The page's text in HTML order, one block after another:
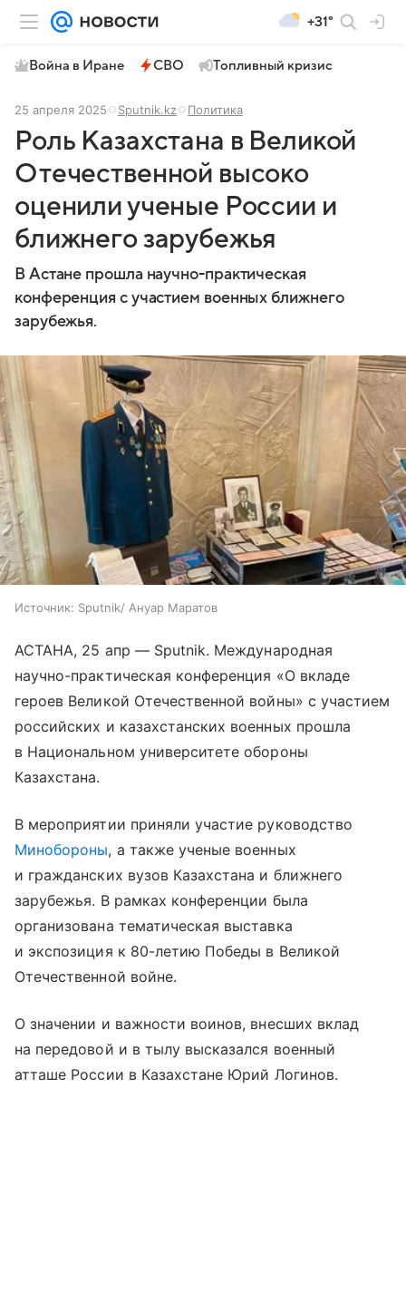
+31°
Война в Иране СВО Топливный кризис
25 апреля 2025 Sputnik.kz Политика
Роль Казахстана в Великой
Отечественной высоко
оценили ученые России и
ближнего зарубежья
В Астане прошла научно-практическая
конференция с участием военных ближнего
зарубежья.
Источник: Sputnik/ Ануар Маратов
АСТАНА, 25 апр — Sputnik. Международная
научно-практическая конференция «О вкладе
героев Великой Отечественной войны» с участием
российских и казахстанских военных прошла
в Национальном университете обороны
Казахстана.
В мероприятии приняли участие руководство
Минобороны, а также ученые военных
и гражданских вузов Казахстана и ближнего
зарубежья. В рамках конференции была
организована тематическая выставка
и экспозиция к 80-летию Победы в Великой
Отечественной войне.
О значении и важности воинов, внесших вклад
на передовой и в тылу высказался военный
атташе России в Казахстане Юрий Логинов.